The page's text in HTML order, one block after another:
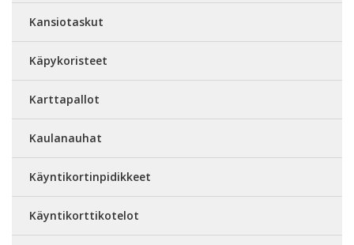
Kansiotaskut
Käpykoristeet
Karttapallot
Kaulanauhat
Käyntikortinpidikkeet
Käyntikorttikotelot